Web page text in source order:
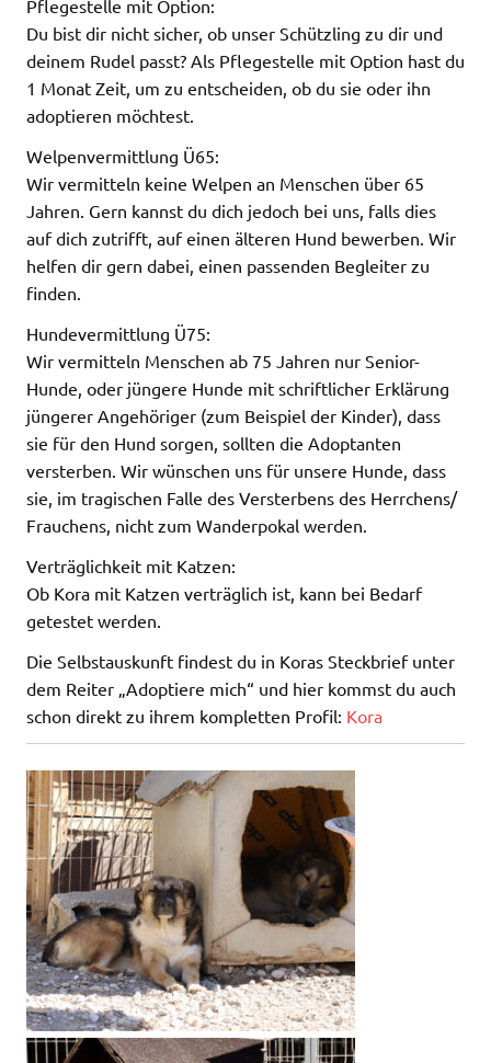
Pflegestelle mit Option:
Du bist dir nicht sicher, ob unser Schützling zu dir und
deinem Rudel passt? Als Pflegestelle mit Option hast du
1 Monat Zeit, um zu entscheiden, ob du sie oder ihn
adoptieren möchtest.
Welpenvermittlung Ü65:
Wir vermitteln keine Welpen an Menschen über 65
Jahren. Gern kannst du dich jedoch bei uns, falls dies
auf dich zutrifft, auf einen älteren Hund bewerben. Wir
helfen dir gern dabei, einen passenden Begleiter zu
finden.
Hundevermittlung Ü75:
Wir vermitteln Menschen ab 75 Jahren nur Senior-
Hunde, oder jüngere Hunde mit schriftlicher Erklärung
jüngerer Angehöriger (zum Beispiel der Kinder), dass
sie für den Hund sorgen, sollten die Adoptanten
versterben. Wir wünschen uns für unsere Hunde, dass
sie, im tragischen Falle des Versterbens des Herrchens/
Frauchens, nicht zum Wanderpokal werden.
Verträglichkeit mit Katzen:
Ob Kora mit Katzen verträglich ist, kann bei Bedarf
getestet werden.
Die Selbstauskunft findest du in Koras Steckbrief unter
dem Reiter „Adoptiere mich“ und hier kommst du auch
schon direkt zu ihrem kompletten Profil: Kora